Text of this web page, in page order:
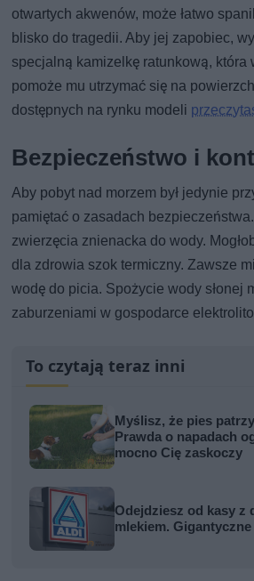
otwartych akwenów, może łatwo
blisko do tragedii. Aby jej zapobiec,
specjalną kamizelkę ratunkową, która
pomoże mu utrzymać się na
dostępnych na rynku modeli
Bezpieczeństwo i
Aby pobyt nad morzem był jedynie
pamiętać o zasadach
zwierzęcia znienacka do wody.
dla zdrowia szok termiczny. Zawsze
wodę do picia. Spożycie wody słonej
zaburzeniami w gospodarce
To czytają teraz inni
Myślisz, że pies
Prawda o napadach
mocno Cię zaskoczy
Odejdziesz od kasy z
mlekiem.